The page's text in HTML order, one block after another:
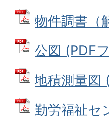
物件調書（
公図 (PDF
地積測量図
勤労福祉セ